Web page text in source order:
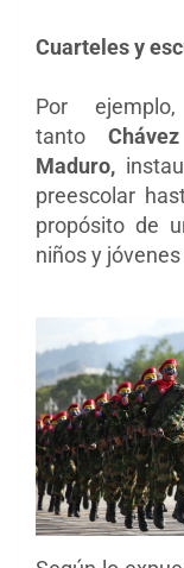
Cuarteles y
Por
tanto Chávez
Maduro,
preescolar
propósito de
niños y